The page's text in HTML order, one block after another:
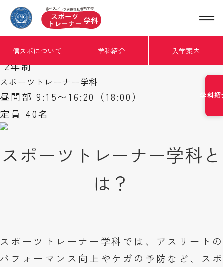
信スポについて 学科紹介 入学案内
学科
2年制
スポーツトレーナー学科
昼間部 9:15〜16:20（18:00）
定員 40名
スポーツトレーナー学科と
は？
スポーツトレーナー学科では、アスリートの
パフォーマンス向上やケガの予防など、スポ